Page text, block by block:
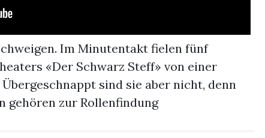
Im Minutentakt fielen fünf
«Der Schwarz Steff» von einer
sind sie aber nicht, denn
gehören zur Rollenfindung